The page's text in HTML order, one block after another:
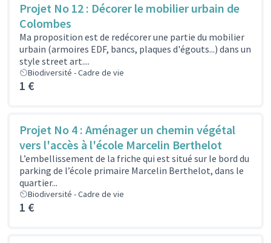
Projet No 12 : Décorer le mobilier urbain de
Colombes
Ma proposition est de redécorer une partie du mobilier
urbain (armoires EDF, bancs, plaques d'égouts...) dans un
style street art....
Biodiversité - Cadre de vie
1 €
Projet No 4 : Aménager un chemin végétal
vers l'accès à l'école Marcelin Berthelot
L’embellissement de la friche qui est situé sur le bord du
parking de l’école primaire Marcelin Berthelot, dans le
quartier...
Biodiversité - Cadre de vie
1 €